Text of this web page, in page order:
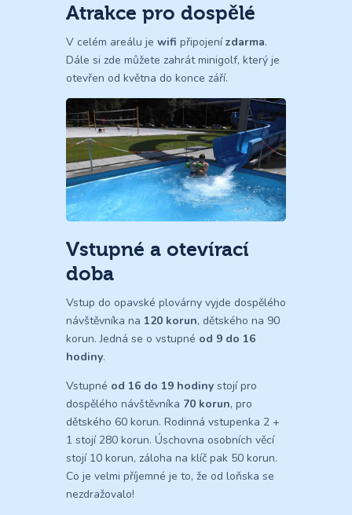
Atrakce pro dospělé
V celém areálu je wifi připojenízdarma.
Dále si zde můžete zahrát minigolf, který je
otevřen od května do konce září.
Vstupné a otevírací
doba
Vstup do opavské plovárny vyjde dospělého
návštěvníka na 120 korun, dětského na 90
korun. Jedná se o vstupné od 9 do 16
hodiny.
Vstupné od 16 do 19 hodiny stojí pro
dospělého návštěvníka 70 korun, pro
dětského 60 korun. Rodinná vstupenka 2 +
1 stojí 280 korun. Úschovna osobních věcí
stojí 10 korun, záloha na klíč pak 50 korun.
Co je velmi příjemné je to, že od loňska se
nezdražovalo!